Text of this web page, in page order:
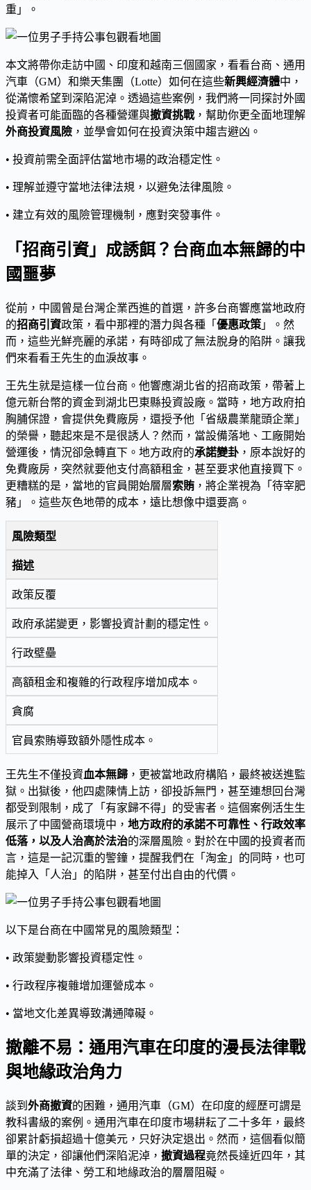
重」。
本文將帶你走訪中國、印度和越南三個國家，看看台商、通用
汽車（GM）和樂天集團（Lotte）如何在這些新興經濟體中，
從滿懷希望到深陷泥淖。透過這些案例，我們將一同探討外國
投資者可能面臨的各種營運與撤資挑戰，幫助你更全面地理解
外商投資風險 ，並學會如何在投資決策中趨吉避凶。
• 投資前需全面評估當地市場的政治穩定性。
• 理解並遵守當地法律法規，以避免法律風險。
• 建立有效的風險管理機制，應對突發事件。
「招商引資」成誘餌？台商血本無歸的中
國噩夢
從前，中國曾是台灣企業西進的首選，許多台商響應當地政府
的招商引資政策，看中那裡的潛力與各種「 優惠政策 」。然
而，這些光鮮亮麗的承諾，有時卻成了無法脫身的陷阱。讓我
們來看看王先生的血淚故事。
王先生就是這樣一位台商。他響應湖北省的招商政策，帶著上
億元新台幣的資金到湖北巴東縣投資設廠。當時，地方政府拍
胸脯保證，會提供免費廠房，還授予他「省級農業龍頭企業」
的榮譽，聽起來是不是很誘人？然而，當設備落地、工廠開始
營運後，情況卻急轉直下。地方政府的承諾變卦 ，原本說好的
免費廠房，突然就要他支付高額租金，甚至要求他直接買下。
更糟糕的是，當地的官員開始層層索賄 ，將企業視為「待宰肥
豬」。這些灰色地帶的成本，遠比想像中還要高。
風險類型
描述
政策反覆
政府承諾變更，影響投資計劃的穩定性。
行政壁壘
高額租金和複雜的行政程序增加成本。
貪腐
官員索賄導致額外隱性成本。
王先生不僅投資血本無歸 ，更被當地政府構陷，最終被送進監
獄。出獄後，他四處陳情上訪，卻投訴無門，甚至連想回台灣
都受到限制，成了「有家歸不得」的受害者。這個案例活生生
展示了中國營商環境中， 地方政府的承諾不可靠性、行政效率
低落，以及人治高於法治的深層風險。對於在中國的投資者而
言，這是一記沉重的警鐘，提醒我們在「淘金」的同時，也可
能掉入「人治」的陷阱，甚至付出自由的代價。
以下是台商在中國常見的風險類型：
• 政策變動影響投資穩定性。
• 行政程序複雜增加運營成本。
• 當地文化差異導致溝通障礙。
撤離不易：通用汽車在印度的漫長法律戰
與地緣政治角力
談到 外商撤資的困難，通用汽車（GM）在印度的經歷可謂是
教科書級的案例。通用汽車在印度市場耕耘了二十多年，最終
卻累計虧損超過十億美元，只好決定退出。然而，這個看似簡
單的決定，卻讓他們深陷泥淖， 撤資過程竟然長達近四年，其
中充滿了法律、勞工和地緣政治的層層阻礙。